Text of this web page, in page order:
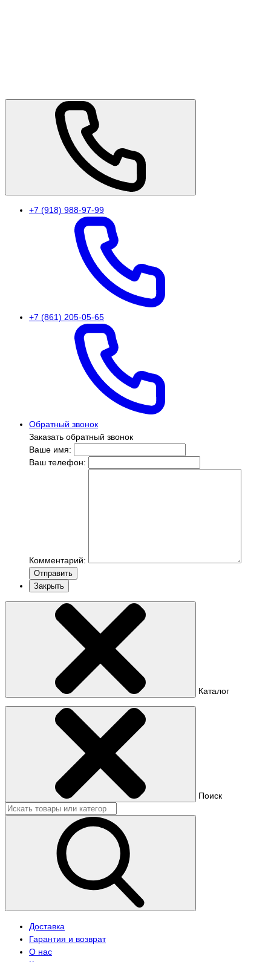
+7 (918) 988-97-99
+7 (861) 205-05-65
Обратный звонок
Заказать обратный звонок
Ваше имя:
Ваш телефон:
Комментарий:
Отправить
Закрыть
Каталог
Поиск
Доставка
Гарантия и возврат
О нас